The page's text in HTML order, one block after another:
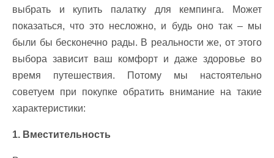
выбрать и купить палатку для кемпинга. Может
показаться, что это несложно, и будь оно так – мы
были бы бесконечно рады. В реальности же, от этого
выбора зависит ваш комфорт и даже здоровье во
время путешествия. Потому мы настоятельно
советуем при покупке обратить внимание на такие
характеристики:
1. Вместительность